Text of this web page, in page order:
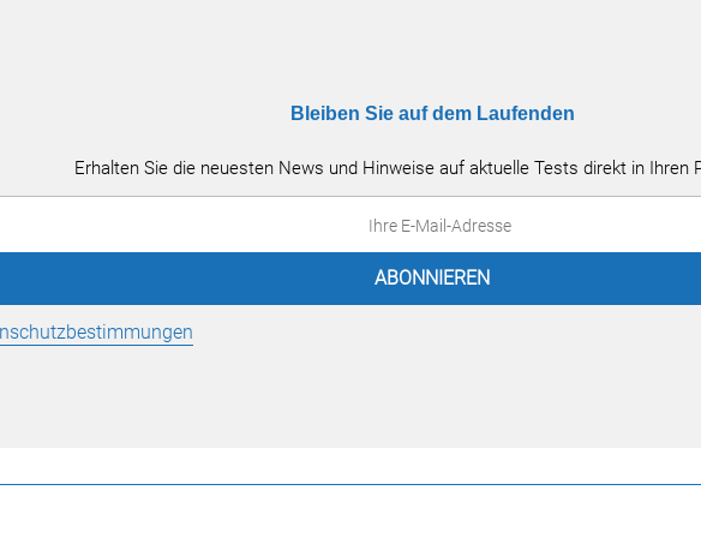
Bleiben Sie auf dem Laufenden
Erhalten Sie die neuesten News und Hinweise auf aktuelle Tests direkt in Ihren